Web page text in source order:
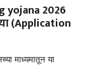
yojana 2026
(Application
माध्यमातून या